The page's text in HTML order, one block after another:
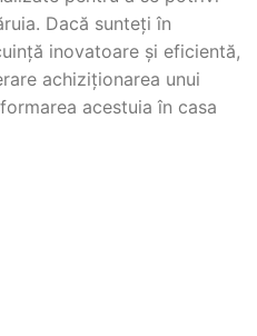
Dacă sunteți în
inovatoare și eficientă,
achiziționarea unui
acestuia în casa